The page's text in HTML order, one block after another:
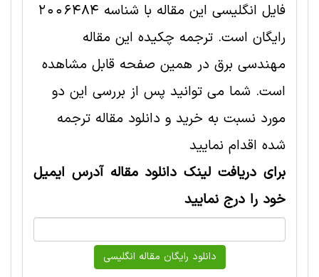
فایل انگلیسی این مقاله با شناسه 2006484
رایگان است. ترجمه چکیده این مقاله
مهندسی برق در همین صفحه قابل مشاهده
است. شما می توانید پس از بررسی این دو
مورد نسبت به خرید و دانلود مقاله ترجمه
شده اقدام نمایید
برای دریافت لینک دانلود مقاله آدرس ایمیل
خود را درج نمایید